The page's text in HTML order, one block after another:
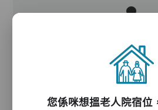
您係咪想搵老人院宿位